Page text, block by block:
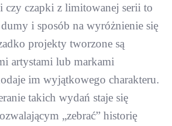
czy czapki z limitowanej serii to
i sposób na wyróżnienie się
projekty tworzone są
artystami lub markami
im wyjątkowego charakteru.
takich wydań staje się
„zebrać” historię